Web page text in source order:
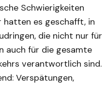
Schwierigkeiten
hatten es geschafft, in
die nicht nur für
auch für die gesamte
verantwortlich sind.
Verspätungen,